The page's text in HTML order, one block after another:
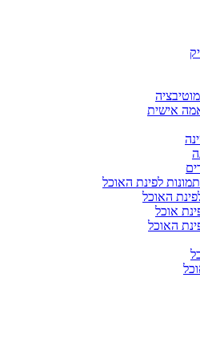
אישית
לפינת האוכל
האוכל
אוכל
האוכל